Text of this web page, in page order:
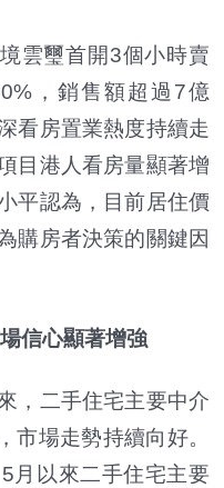
雲璽首開3個小時賣
，銷售額超過7億
看房置業熱度持續走
目港人看房量顯著增
平認為，目前居住價
購房者決策的關鍵因
信心顯著增強
，二手住宅主要中介
市場走勢持續向好。
月以來二手住宅主要